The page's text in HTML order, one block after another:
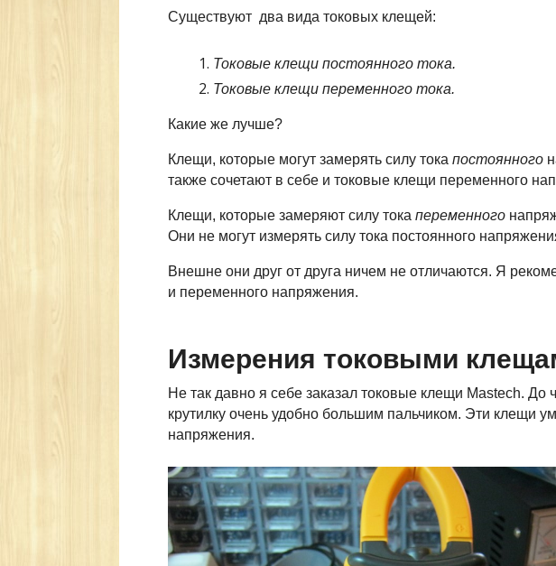
Существуют два вида токовых клещей:
Токовые клещи постоянного тока.
Токовые клещи переменного тока.
Какие же лучше?
Клещи, которые могут замерять силу тока постоянного
также сочетают в себе и токовые клещи переменного
Клещи, которые замеряют силу тока переменного
Они не могут измерять силу тока постоянного
Внешне они друг от друга ничем не отличаются. Я
и переменного напряжения.
Измерения токовыми
Не так давно я себе заказал токовые клещи Mastech. До
крутилку очень удобно большим пальчиком. Эти клещи
напряжения.